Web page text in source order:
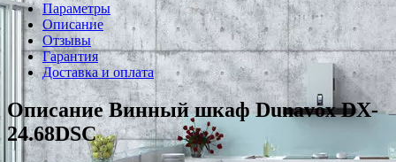
Параметры
Описание
Отзывы
Гарантия
Доставка и оплата
Описание Винный шкаф Dunavox DX-
24.68DSC